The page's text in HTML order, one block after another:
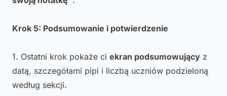
Krok 5: Podsumowanie i potwierdzenie
1. Ostatni krok pokaże ci ekran podsumowujący z
datą, szczegółami pipi i liczbą uczniów podzieloną
według sekcji.